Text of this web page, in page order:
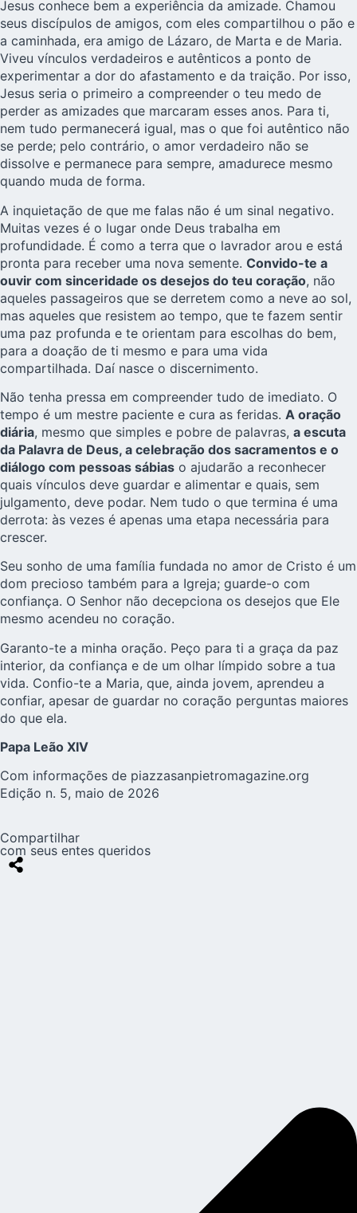
Jesus conhece bem a experiência da amizade. Chamou
seus discípulos de amigos, com eles compartilhou o pão e
a caminhada, era amigo de Lázaro, de Marta e de Maria.
Viveu vínculos verdadeiros e autênticos a ponto de
experimentar a dor do afastamento e da traição. Por isso,
Jesus seria o primeiro a compreender o teu medo de
perder as amizades que marcaram esses anos. Para ti,
nem tudo permanecerá igual, mas o que foi autêntico não
se perde; pelo contrário, o amor verdadeiro não se
dissolve e permanece para sempre, amadurece mesmo
quando muda de forma.
A inquietação de que me falas não é um sinal negativo.
Muitas vezes é o lugar onde Deus trabalha em
profundidade. É como a terra que o lavrador arou e está
pronta para receber uma nova semente. Convido-te a
ouvir com sinceridade os desejos do teu coração, não
aqueles passageiros que se derretem como a neve ao sol,
mas aqueles que resistem ao tempo, que te fazem sentir
uma paz profunda e te orientam para escolhas do bem,
para a doação de ti mesmo e para uma vida
compartilhada. Daí nasce o discernimento.
Não tenha pressa em compreender tudo de imediato. O
tempo é um mestre paciente e cura as feridas. A oração
diária, mesmo que simples e pobre de palavras, a escuta
da Palavra de Deus, a celebração dos sacramentos e o
diálogo com pessoas sábias o ajudarão a reconhecer
quais vínculos deve guardar e alimentar e quais, sem
julgamento, deve podar. Nem tudo o que termina é uma
derrota: às vezes é apenas uma etapa necessária para
crescer.
Seu sonho de uma família fundada no amor de Cristo é um
dom precioso também para a Igreja; guarde-o com
confiança. O Senhor não decepciona os desejos que Ele
mesmo acendeu no coração.
Garanto-te a minha oração. Peço para ti a graça da paz
interior, da confiança e de um olhar límpido sobre a tua
vida. Confio-te a Maria, que, ainda jovem, aprendeu a
confiar, apesar de guardar no coração perguntas maiores
do que ela.
Papa Leão XIV
Com informações de piazzasanpietromagazine.org
Edição n. 5, maio de 2026
Compartilhar
com seus entes queridos